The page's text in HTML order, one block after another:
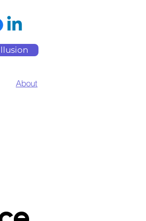
About